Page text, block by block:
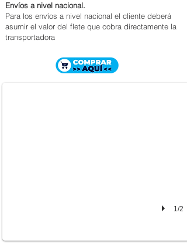
Envíos a nivel nacional.
Para los envíos a nivel nacional el cliente deberá
asumir el valor del flete que cobra directamente la
transportadora
MOTOSIERRA STIHL MS 172
$ 872.000
1/2